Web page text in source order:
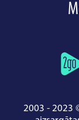
2003 - 2023